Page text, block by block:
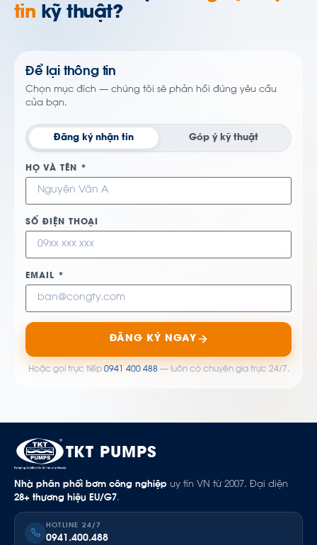
tin kỹ thuật?
Để lại thông tin
Chọn mục đích — chúng tôi sẽ phản hồi đúng yêu cầu
của bạn.
Đăng ký nhận tin Góp ý kỹ thuật
HỌ VÀ TÊN *
SỐ ĐIỆN THOẠI
EMAIL *
ĐĂNG KÝ NGAY
Hoặc gọi trực tiếp 0941 400 488— luôn có chuyên gia trực 24/7.
TKT PUMPS
Nhà phân phối bơm công nghiệp uy tín VN từ 2007. Đại diện
28+ thương hiệu EU/G7.
HOTLINE 24/7
0941.400.488